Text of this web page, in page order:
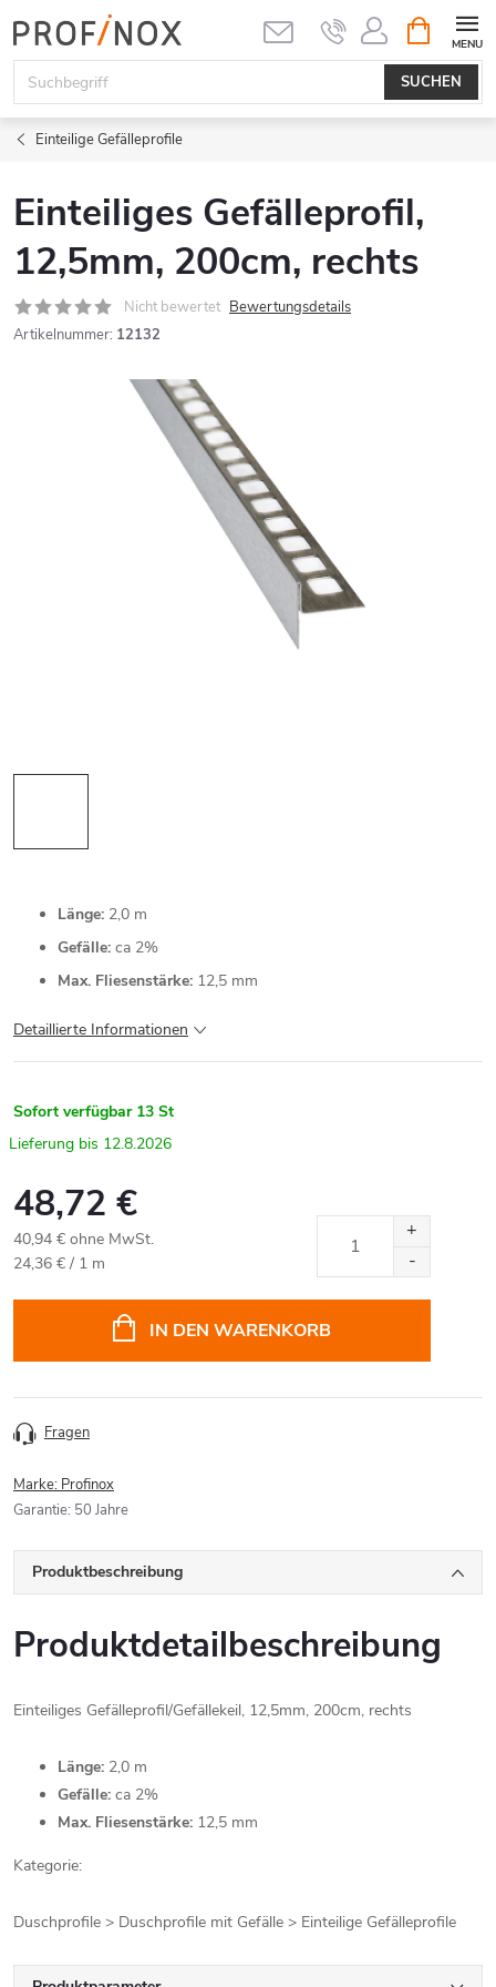
Inhalt
springen
SUCHEN
Einteilige Gefälleprofile
Einteiliges Gefälleprofil,
12,5mm, 200cm, rechts
Nicht bewertet Bewertungsdetails
Artikelnummer: 12132
Länge: 2,0 m
Gefälle: ca 2%
Max. Fliesenstärke: 12,5 mm
Detaillierte Informationen
Sofort verfügbar 13 St
12.8.2026
48,72 €
40,94 € ohne MwSt.
Verkaufspreis:
24,36 € / 1 m
IN DEN WARENKORB
Fragen
Marke: Profinox
Garantie: 50 Jahre
Produktbeschreibung
Produktdetailbeschreibung
Einteiliges Gefälleprofil/Gefällekeil, 12,5mm, 200cm, rechts
Länge: 2,0 m
Gefälle: ca 2%
Max. Fliesenstärke: 12,5 mm
Kategorie:
Duschprofile > Duschprofile mit Gefälle > Einteilige Gefälleprofile